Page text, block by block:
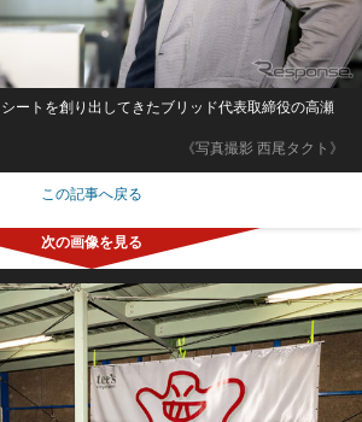
《写真撮影 西尾タクト》
ートを創り出してきたブリッド代表取締役の高瀬
この記事へ戻る